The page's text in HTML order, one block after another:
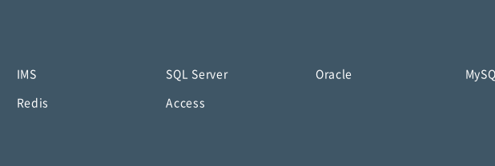
IMS SQL Server Oracle
Redis Access